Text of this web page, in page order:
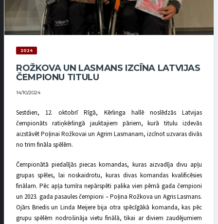
2024
ROŽKOVA UN LASMANS IZCĪNA LATVIJAS
ČEMPIONU TITULU
14/10/2024
Sestdien, 12. oktobrī Rīgā, Kērlinga hallē noslēdzās Latvijas
čempionāts ratiņkērlingā jauktajiem pāriem, kurā titulu izdevās
aizstāvēt Poļinai Rožkovai un Agrim Lasmanam, izcīnot uzvaras divās
no trim fināla spēlēm.
Čempionātā piedalījās piecas komandas, kuras aizvadīja divu apļu
grupas spēles, lai noskaidrotu, kuras divas komandas kvalificēsies
finālam. Pēc apļa turnīra nepārspēti palika vien pērnā gada čempioni
un 2023. gada pasaules čempioni – Poļina Rožkova un Agris Lasmans.
Ojārs Briedis un Linda Meijere bija otra spēcīgākā komanda, kas pēc
grupu spēlēm nodrošināja vietu finālā, tikai ar diviem zaudējumiem